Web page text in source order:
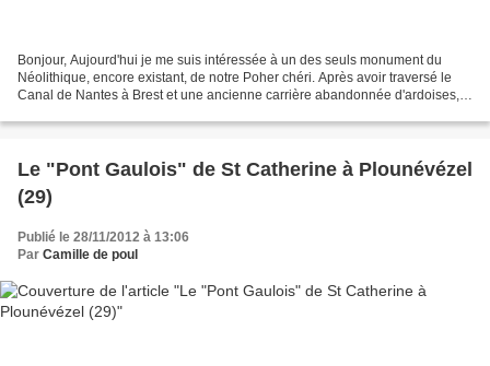
Bonjour, Aujourd'hui je me suis intéressée à un des seuls monument du
Néolithique, encore existant, de notre Poher chéri. Après avoir traversé le
Canal de Nantes à Brest et une ancienne carrière abandonnée d'ardoises,
Le "Pont Gaulois" de St Catherine à Plounévézel
(29)
Publié le 28/11/2012 à 13:06
Par Camille de poul